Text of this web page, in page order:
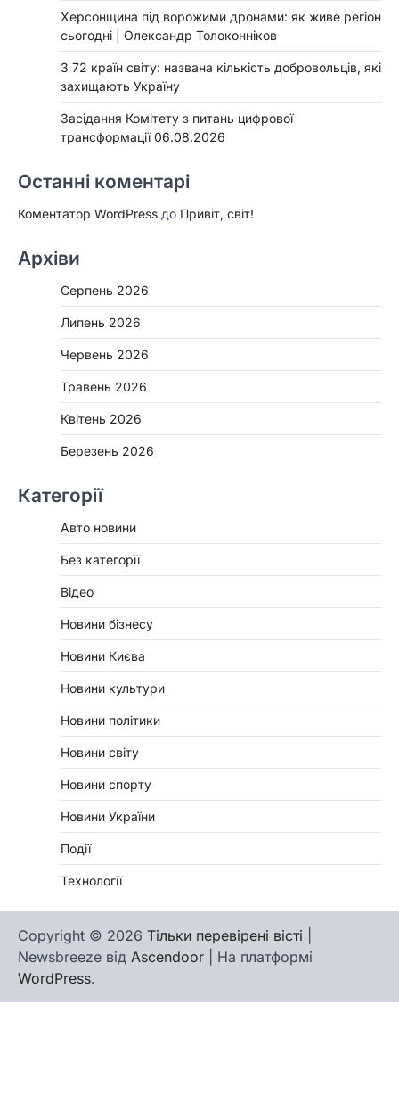
Херсонщина під ворожими дронами: як живе регіон
сьогодні | Олександр Толоконніков
З 72 країн світу: названа кількість добровольців, які
захищають Україну
Засідання Комітету з питань цифрової
трансформації 06.08.2026
Останні коментарі
Коментатор WordPress до Привіт, світ!
Архіви
Серпень 2026
Липень 2026
Червень 2026
Травень 2026
Квітень 2026
Березень 2026
Категорії
Авто новини
Без категорії
Відео
Новини бізнесу
Новини Києва
Новини культури
Новини політики
Новини світу
Новини спорту
Новини України
Події
Технології
Copyright © 2026 Тільки перевірені вісті
Newsbreeze від Ascendoor | На платформі
WordPress.